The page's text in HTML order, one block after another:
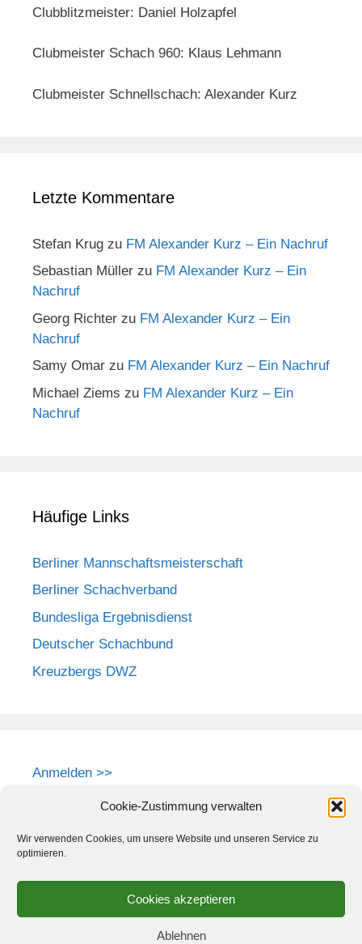
Cookie-Zustimmung verwalten
Wir verwenden Cookies, um unsere Website und unseren Service zu
optimieren.
Cookies akzeptieren
Ablehnen
Clubblitzmeister: Daniel Holzapfel
Clubmeister Schach 960: Klaus Lehmann
Clubmeister Schnellschach: Alexander Kurz
Letzte Kommentare
Stefan Krug zu FM Alexander Kurz – Ein Nachruf
Sebastian Müller zu FM Alexander Kurz – Ein
Nachruf
Georg Richter zu FM Alexander Kurz – Ein
Nachruf
Samy Omar zu FM Alexander Kurz – Ein Nachruf
Michael Ziems zu FM Alexander Kurz – Ein
Nachruf
Häufige Links
Berliner Mannschaftsmeisterschaft
Berliner Schachverband
Bundesliga Ergebnisdienst
Deutscher Schachbund
Kreuzbergs DWZ
Anmelden >>